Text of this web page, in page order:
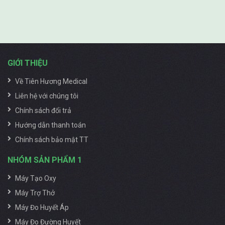
Bước 5:Tiếp đến, Gắn ống đầu ra của máy vào mũi
đã ổn định hơn thì có thể gỡ ống thở ra và tắt máy.
2. Sử dụng chức năng máy xông khí dung
Bước 1:Mở nắp ngõ ra khí dung trên máy.
Bước 2:Kế tiếp, bạn nối dây ống hơi vào bình phun
có thể thực hiện phun khí dung.
Bước 4:
phun đúng so với ban đầu để làm kín và tắt máy.
GIỚI THIỆU
Về Tiên Hương Medical
Liên hệ với chúng tôi
Chính sách đổi trả
Hướng dẫn thanh toán
Chính sách bảo mật TT
NHÓM SẢN PHẨM 1
Máy Tạo Oxy
Máy Trợ Thở
Máy Đo Huyết Áp
Máy Đo Đường Huyết